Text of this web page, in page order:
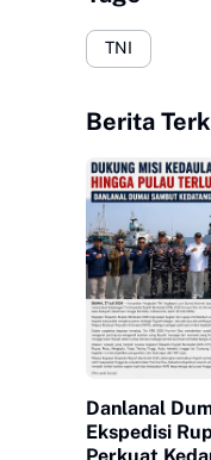
TNI
Berita
Danlanal
Ekspedisi